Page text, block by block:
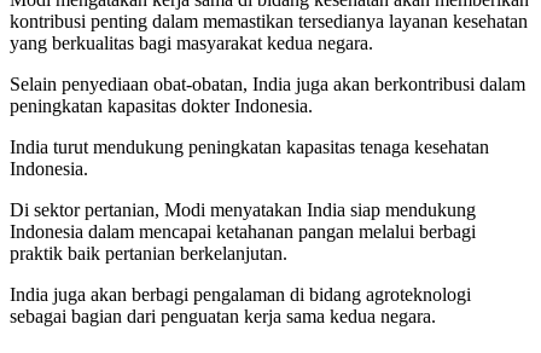
kontribusi penting dalam memastikan tersedianya layanan kesehatan
yang berkualitas bagi masyarakat kedua negara.
Selain penyediaan obat-obatan, India juga akan berkontribusi dalam
peningkatan kapasitas dokter Indonesia.
India turut mendukung peningkatan kapasitas tenaga kesehatan
Indonesia.
Di sektor pertanian, Modi menyatakan India siap mendukung
Indonesia dalam mencapai ketahanan pangan melalui berbagi
praktik baik pertanian berkelanjutan.
India juga akan berbagi pengalaman di bidang agroteknologi
sebagai bagian dari penguatan kerja sama kedua negara.